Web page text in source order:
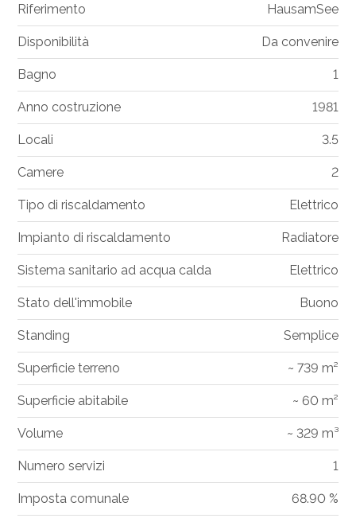
Riferimento HausamSee
Disponibilità Da convenire
Bagno 1
Anno costruzione 1981
Locali 3.5
Camere 2
Tipo di riscaldamento Elettrico
Impianto di riscaldamento Radiatore
Sistema sanitario ad acqua calda Elettrico
Stato dell'immobile Buono
Standing Semplice
Superficie terreno ~ 739 m²
Superficie abitabile ~ 60 m²
Volume ~ 329 m³
Numero servizi 1
Imposta comunale 68.90 %